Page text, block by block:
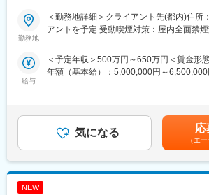
す。
・スキルアップ研修
・キャリアアップ研修
■豊富なキャリア
様々なキャリアを目指すことができます。
・キャリアアップ
マネージメント職へのキャリアアップ
■業務概要：
治験のスタートアップ業務全般を担当い
同意説明文書などの作成も含まれます。
で、柔軟な働き方を実現できます。
・治験実施計画書、治験薬概要書、同意
・関連部署との調整業務
・治験関連の資料保管・文書作成業務
■外部就労プロジェクトについて：
勤務地
＜勤務地詳細＞クライアント先(都内)住所
アントを予定 受動喫煙対策：屋内全面禁
給与
＜予定年収＞500万円～650万円＜賃金形
年額（基本給）：5,000,000円～
対象外スタッフ職で入社の場合、時間外手
す。賃金はあくまでも目安の金額であり、
可能性があります。月給(月額)は固定手当
気になる 応
（エ
NEW